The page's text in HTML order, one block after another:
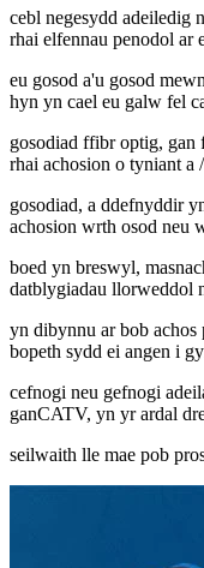
cebl negesydd adeiledig
rhai elfennau penodol ar
eu gosod a'u gosod
hyn yn cael eu galw fel
gosodiad ffibr optig, gan
rhai achosion o tyniant a
gosodiad, a ddefnyddir
achosion wrth osod neu
boed yn breswyl,
datblygiadau llorweddol
yn dibynnu ar bob
bopeth sydd ei angen i
cefnogi neu gefnogi
ganCATV, yn yr ardal
seilwaith lle mae pob